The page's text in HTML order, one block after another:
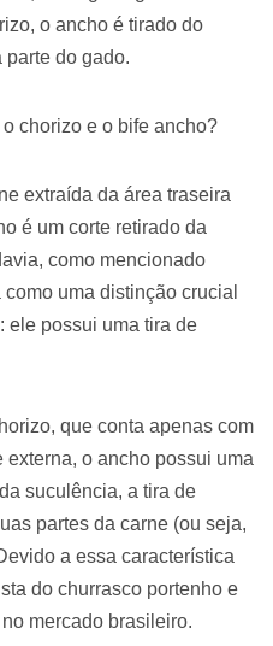
o ancho é tirado do
parte do gado.
chorizo e o bife ancho?
extraída da área traseira
é um corte retirado da
como mencionado
uma distinção crucial
ele possui uma tira de
que conta apenas com
o ancho possui uma
suculência, a tira de
partes da carne (ou seja,
a essa característica
do churrasco portenho e
mercado brasileiro.